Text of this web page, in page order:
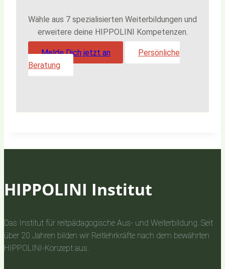
Wähle aus 7 spezialisierten Weiterbildungen und
erweitere deine HIPPOLINI Kompetenzen.
Melde Dich jetzt an
Persönliche
Beratung
HIPPOLINI Institut
Das Institut für reitpädagogische Aus- und Weiterbildung. Seit
über 20 Jahren bilden wir Reitlehrkräfte nach dem bewährten
HIPPOLINI-Konzept aus.